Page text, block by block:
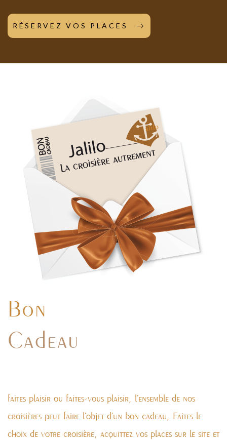
RÉSERVEZ VOS PLACES
Bon
Cadeau
faites plaisir ou faites-vous plaisir, l’ensemble de nos
croisières peut faire l’objet d’un bon cadeau, Faites le
choix de votre croisière, acquittez vos places sur le site et